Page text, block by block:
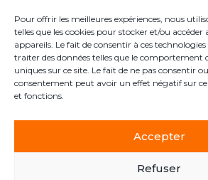
Pour offrir les meilleures expériences, nous
telles que les cookies pour stocker et/ou
appareils. Le fait de consentir à ces
traiter des données telles que le comportement
uniques sur ce site. Le fait de ne pas consentir
consentement peut avoir un effet négatif sur
et fonctions.
Accepter
Refuser
Commentaires
Aucun commentaire à afficher.